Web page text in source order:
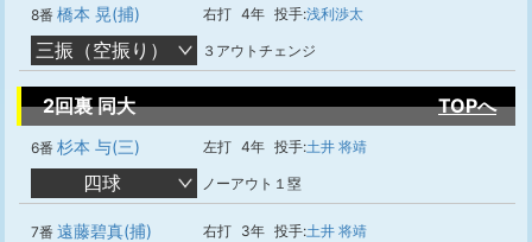
8番 橋本 晃(捕) 右打 4年 投手:浅利渉太
三振（空振り） ３アウトチェンジ
2回裏 同大 TOPへ
6番 杉本 与(三) 左打 4年 投手:土井 将靖
四球 ノーアウト１塁
7番 遠藤碧真(捕) 右打 3年 投手:土井 将靖